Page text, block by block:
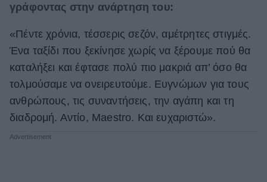
γράφοντας στην ανάρτηση του:
«Πέντε χρόνια, τέσσερις σεζόν, αμέτρητες στιγμές.
Ένα ταξίδι που ξεκίνησε χωρίς να ξέρουμε πού θα
καταλήξει και έφτασε πολύ πιο μακριά απ’ όσο θα
τολμούσαμε να ονειρευτούμε. Ευγνώμων για τους
ανθρώπους, τις συναντήσεις, την αγάπη και τη
διαδρομή. Αντίο, Maestro. Και ευχαριστώ».